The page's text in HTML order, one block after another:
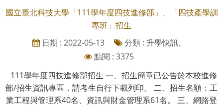
國立臺北科技大學「111學年度四技進修部」、「四技產學訓
專班」招生
日期 : 2022-05-13
分類 : 升學快訊、
點閱 : 3375
111學年度四技進修部招生 一、招生簡章已公告於本校進修
部/招生資訊專區，請考生自行下載列印。 二、招生名額：工
業工程與管理系40名、資訊與財金管理系61名。 三、網路登